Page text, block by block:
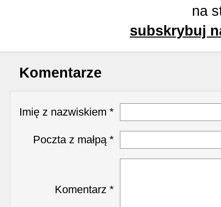
na
subskrybuj
Komentarze
Imię z nazwiskiem *
Poczta z małpą *
Komentarz *